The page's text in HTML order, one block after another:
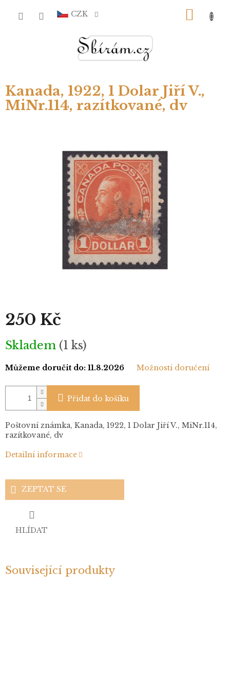
CZK
Kanada, 1922, 1 Dolar Jiří V.,
MiNr.114, razítkované, dv
250 Kč
Měrná
cena:
Skladem (1 ks)
Můžeme doručit do: 11.8.2026 Možnosti doručení
Přidat do košíku
Poštovní známka, Kanada, 1922, 1 Dolar Jiří V., MiNr.114,
razítkované, dv
Detailní informace
ZEPTAT SE
HLÍDAT
Související produkty